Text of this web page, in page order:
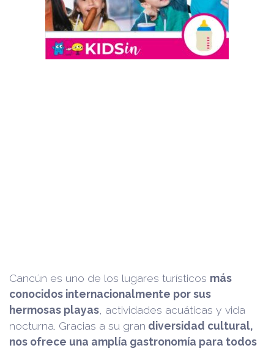
Cancún es uno de los lugares turísticos más
conocidos internacionalmente por sus
hermosas playas , actividades acuáticas y vida
nocturna. Gracias a su gran diversidad cultural,
nos ofrece una amplía gastronomía para todos